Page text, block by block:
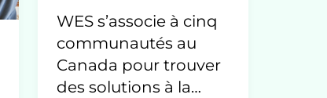
WES s’associe à cinq
communautés au
Canada pour trouver
des solutions à la